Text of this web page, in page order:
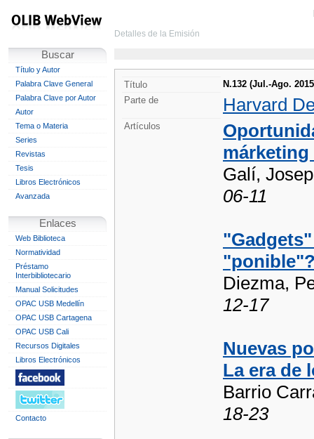
Buscar
Título y Autor
Palabra Clave General
Palabra Clave por Autor
Autor
Tema o Materia
Series
Revistas
Tesis
Libros Electrónicos
Avanzada
Enlaces
Web Biblioteca
Normatividad
Préstamo
Interbibliotecario
Manual Solicitudes
OPAC USB Medellín
OPAC USB Cartagena
OPAC USB Cali
Recursos Digitales
Libros Electrónicos
Contacto
Detalles de la Emisión
Título
N.132 (Jul.-Ago.
Parte de
Harvard
Artículos
Galí,
06-11
Diezma,
12-17
Nuevas
La era de
Barrio
18-23